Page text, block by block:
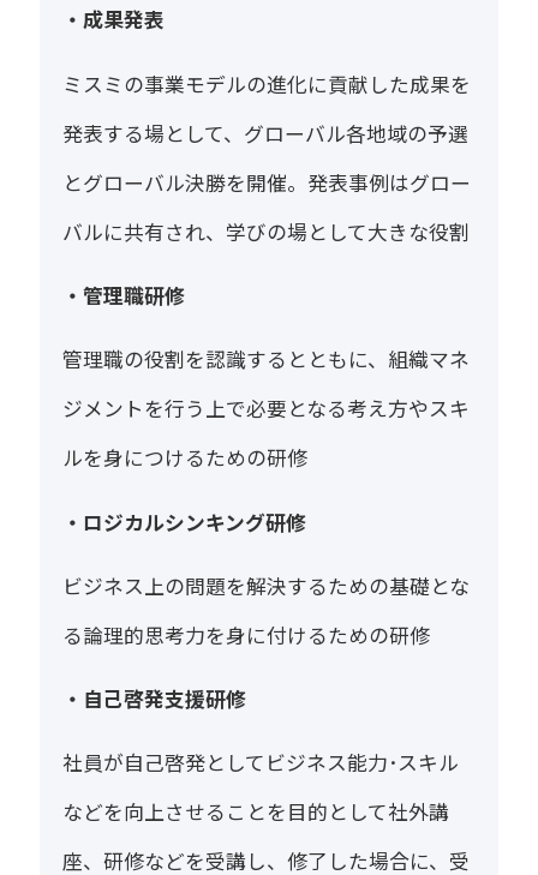
・成果発表
ミスミの事業モデルの進化に貢献した成果を
発表する場として、グローバル各地域の予選
とグローバル決勝を開催。発表事例はグロー
バルに共有され、学びの場として大きな役割
・管理職研修
管理職の役割を認識するとともに、組織マネ
ジメントを行う上で必要となる考え方やスキ
ルを身につけるための研修
・ロジカルシンキング研修
ビジネス上の問題を解決するための基礎とな
る論理的思考力を身に付けるための研修
・自己啓発支援研修
社員が自己啓発としてビジネス能力･スキル
などを向上させることを目的として社外講
座、研修などを受講し、修了した場合に、受